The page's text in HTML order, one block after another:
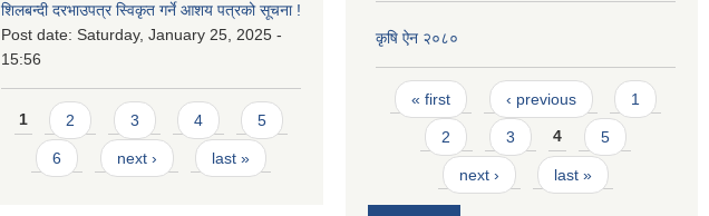
शिलबन्दी दरभाउपत्र स्विकृत गर्ने आशय पत्रको सूचना !
Post date: Saturday, January 25, 2025 -
15:56
Pages
1 2 3 4 5
6 next › last »
कृषि ऐन २०८०
Pages
« first ‹ previous 1
2 3 4 5
next › last »